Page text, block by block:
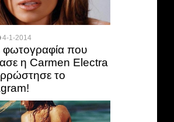
4-1-2014
φωτογραφία που
η Carmen Electra
το